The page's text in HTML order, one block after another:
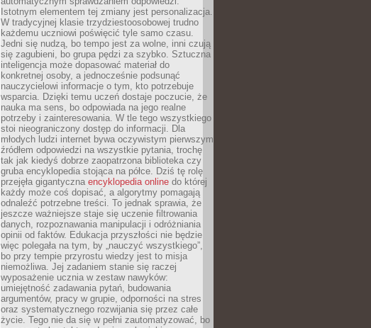
Istotnym elementem tej zmiany jest personalizacja.
W tradycyjnej klasie trzydziestoosobowej trudno
każdemu uczniowi poświęcić tyle samo czasu.
Jedni się nudzą, bo tempo jest za wolne, inni czują
się zagubieni, bo grupa pędzi za szybko. Sztuczna
inteligencja może dopasować materiał do
konkretnej osoby, a jednocześnie podsunąć
nauczycielowi informacje o tym, kto potrzebuje
wsparcia. Dzięki temu uczeń dostaje poczucie, że
nauka ma sens, bo odpowiada na jego realne
potrzeby i zainteresowania. W tle tego wszystkiego
stoi nieograniczony dostęp do informacji. Dla
młodych ludzi internet bywa oczywistym pierwszym
źródłem odpowiedzi na wszystkie pytania, trochę
tak jak kiedyś dobrze zaopatrzona biblioteka czy
gruba encyklopedia stojąca na półce. Dziś tę rolę
przejęła gigantyczna encyklopedia online do której
każdy może coś dopisać, a algorytmy pomagają
odnaleźć potrzebne treści. To jednak sprawia, że
jeszcze ważniejsze staje się uczenie filtrowania
danych, rozpoznawania manipulacji i odróżniania
opinii od faktów. Edukacja przyszłości nie będzie
więc polegała na tym, by „nauczyć wszystkiego”,
bo przy tempie przyrostu wiedzy jest to misja
niemożliwa. Jej zadaniem stanie się raczej
wyposażenie ucznia w zestaw nawyków:
umiejętność zadawania pytań, budowania
argumentów, pracy w grupie, odporności na stres
oraz systematycznego rozwijania się przez całe
życie. Tego nie da się w pełni zautomatyzować, bo